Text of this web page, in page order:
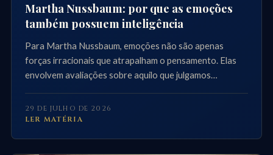
Martha Nussbaum: por que as emoções
também possuem inteligência
Para Martha Nussbaum, emoções não são apenas
forças irracionais que atrapalham o pensamento. Elas
envolvem avaliações sobre aquilo que julgamos
dependência.
29 DE JULHO DE 2026
LER MATÉRIA